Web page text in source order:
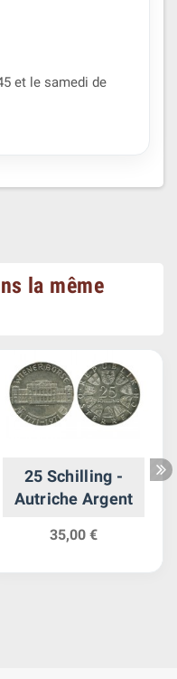
et le samedi de
la même
25 Schilling -
Autriche Argent
35,00 €